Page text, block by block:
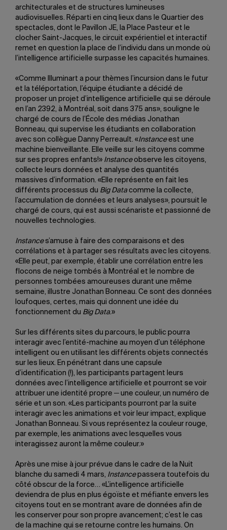
architecturales et de structures lumineuses
audiovisuelles. Réparti en cinq lieux dans le Quartier des
spectacles, dont le Pavillon JE, la Place Pasteur et le
clocher Saint-Jacques, le circuit expérientiel et interactif
remet en question la place de l’individu dans un monde où
l’intelligence artificielle surpasse les capacités humaines.
«Comme Illuminart a pour thèmes l’incursion dans le futur
et la téléportation, l’équipe étudiante a décidé de
proposer un projet d’intelligence artificielle qui se déroule
en l’an 2392, à Montréal, soit dans 375 ans», souligne le
chargé de cours de l’École des médias Jonathan
Bonneau, qui supervise les étudiants en collaboration
avec son collègue Danny Perreault. «Instanceest une
machine bienveillante. Elle veille sur les citoyens comme
sur ses propres enfants!» Instanceobserve les citoyens,
collecte leurs données et analyse des quantités
massives d’information. «Elle représente en fait les
différents processus du Big Datacomme la collecte,
l’accumulation de données et leurs analyses», poursuit le
chargé de cours, qui est aussi scénariste et passionné de
nouvelles technologies.
Instances’amuse à faire des comparaisons et des
corrélations et à partager ses résultats avec les citoyens.
«Elle peut, par exemple, établir une corrélation entre les
flocons de neige tombés à Montréal et le nombre de
personnes tombées amoureuses durant une même
semaine, illustre Jonathan Bonneau. Ce sont des données
loufoques, certes, mais qui donnent une idée du
fonctionnement du Big Data.»
Sur les différents sites du parcours, le public pourra
interagir avec l’entité-machine au moyen d’un téléphone
intelligent ou en utilisant les différents objets connectés
sur les lieux. En pénétrant dans une capsule
d’identification (!), les participants partagent leurs
données avec l’intelligence artificielle et pourront se voir
attribuer une identité propre ─ une couleur, un numéro de
série et un son. «Les participants pourront par la suite
interagir avec les animations et voir leur impact, explique
Jonathan Bonneau. Si vous représentez la couleur rouge,
par exemple, les animations avec lesquelles vous
interagissez auront la même couleur.»
Après une mise à jour prévue dans le cadre de la Nuit
blanche du samedi 4 mars, Instancepassera toutefois du
côté obscur de la force… «L’intelligence artificielle
deviendra de plus en plus égoïste et méfiante envers les
citoyens tout en se montrant avare de données afin de
les conserver pour son propre avancement; c’est le cas
de la machine qui se retourne contre les humains. On